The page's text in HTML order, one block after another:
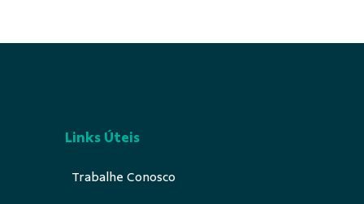
Links Úteis
Trabalhe Conosco